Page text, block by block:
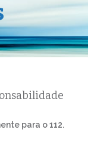
para o 112.